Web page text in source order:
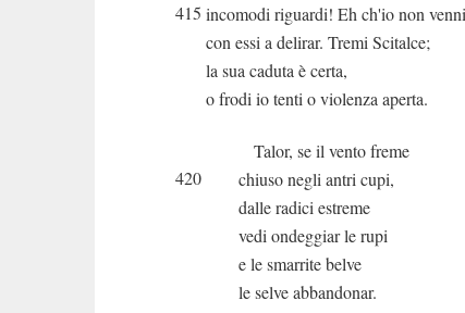
415 incomodi riguardi! Eh ch'io non venni
con essi a delirar. Tremi Scitalce;
la sua caduta è certa,
o frodi io tenti o violenza aperta.
Talor, se il vento freme
420
chiuso negli antri cupi,
dalle radici estreme
vedi ondeggiar le rupi
e le smarrite belve
le selve abbandonar.